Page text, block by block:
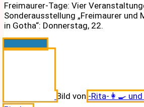
Freimaurer-Tage: Vier
Sonderausstellung „Freimaurer und
in Gotha“: Donnerstag, 22.
Bild von -Rita-👩‍🍳